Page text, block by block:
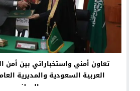
تعاون أمني واستخباراتي بين أمن
العربية السعودية والمديرية
الوطني